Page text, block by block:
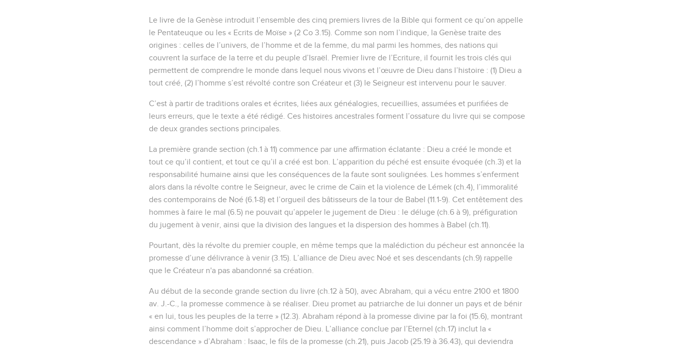
Le livre de la Genèse introduit l’ensemble des cinq premiers livres de la Bible qui forment ce qu’on appelle
le Pentateuque ou les « Ecrits de Moïse » (2 Co 3.15). Comme son nom l’indique, la Genèse traite des
origines : celles de l’univers, de l’homme et de la femme, du mal parmi les hommes, des nations qui
couvrent la surface de la terre et du peuple d’Israël. Premier livre de l’Ecriture, il fournit les trois clés qui
permettent de comprendre le monde dans lequel nous vivons et l’œuvre de Dieu dans l’histoire : (1) Dieu a
tout créé, (2) l’homme s’est révolté contre son Créateur et (3) le Seigneur est intervenu pour le sauver.
C’est à partir de traditions orales et écrites, liées aux généalogies, recueillies, assumées et purifiées de
leurs erreurs, que le texte a été rédigé. Ces histoires ancestrales forment l’ossature du livre qui se compose
de deux grandes sections principales.
La première grande section (ch.1 à 11) commence par une affirmation éclatante : Dieu a créé le monde et
tout ce qu’il contient, et tout ce qu’il a créé est bon. L’apparition du péché est ensuite évoquée (ch.3) et la
responsabilité humaine ainsi que les conséquences de la faute sont soulignées. Les hommes s’enferment
alors dans la révolte contre le Seigneur, avec le crime de Caïn et la violence de Lémek (ch.4), l’immoralité
des contemporains de Noé (6.1-8) et l’orgueil des bâtisseurs de la tour de Babel (11.1-9). Cet entêtement des
hommes à faire le mal (6.5) ne pouvait qu’appeler le jugement de Dieu : le déluge (ch.6 à 9), préfiguration
du jugement à venir, ainsi que la division des langues et la dispersion des hommes à Babel (ch.11).
Pourtant, dès la révolte du premier couple, en même temps que la malédiction du pécheur est annoncée la
promesse d’une délivrance à venir (3.15). L’alliance de Dieu avec Noé et ses descendants (ch.9) rappelle
que le Créateur n'a pas abandonné sa création.
Au début de la seconde grande section du livre (ch.12 à 50), avec Abraham, qui a vécu entre 2100 et 1800
av. J.-C., la promesse commence à se réaliser. Dieu promet au patriarche de lui donner un pays et de bénir
« en lui, tous les peuples de la terre » (12.3). Abraham répond à la promesse divine par la foi (15.6), montrant
ainsi comment l’homme doit s’approcher de Dieu. L’alliance conclue par l’Eternel (ch.17) inclut la «
descendance » d’Abraham : Isaac, le fils de la promesse (ch.21), puis Jacob (25.19 à 36.43), qui deviendra